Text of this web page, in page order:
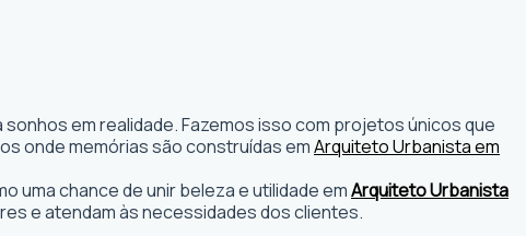
em realidade. Fazemos isso com projetos únicos que
onde memórias são construídas emArquiteto Urbanista em
uma chance de unir beleza e utilidade emArquiteto Urbanista
e atendam às necessidades dos clientes.